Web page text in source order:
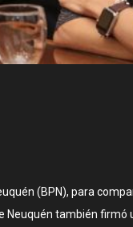
(BPN), para
también firmó